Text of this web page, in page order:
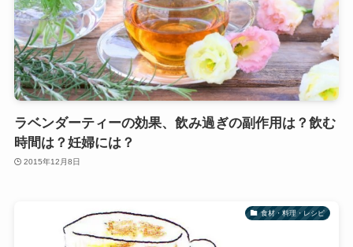
ラベンダーティーの効果、飲み過ぎの副作用は？飲む
時間は？妊婦には？
2015年12月8日
食材・料理・レシピ